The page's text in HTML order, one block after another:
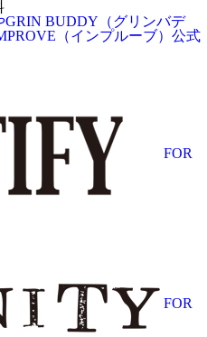
GRIN BUDDY（グリンバデ
（インプルーブ）公式
FOR
FOR